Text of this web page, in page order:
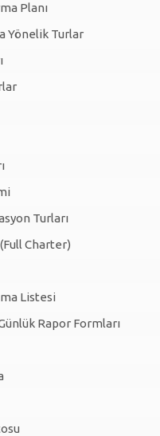
Planı
Yönelik Turlar
Turları
Charter)
Listesi
Rapor Formları